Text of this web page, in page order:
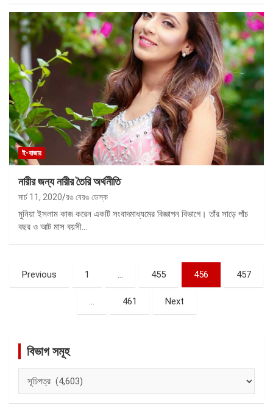
ই-বাজার
নারীর জন্য নারীর তৈরি অর্থনীতি
মার্চ 11, 2020 রঙ বেরঙ ডেস্ক
মুনিয়া ইসলাম কাজ করেন একটি সংবাদমাধ্যমের বিজ্ঞাপন বিভাগে। তাঁর সাড়ে পাঁচ
বছর ও আট মাস বয়সী…
পোস্ট
ন্যাভিগেশন
Previous 1 … 455 456 457
… 461 Next
বিভাগ সমূহ
সমূহ